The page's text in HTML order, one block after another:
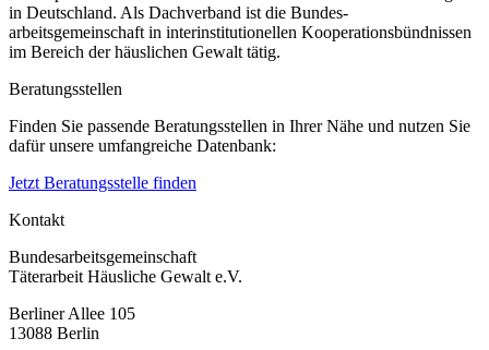
in Deutschland. Als Dachverband ist die Bundes-
arbeitsgemeinschaft in interinstitutionellen Kooperationsbündnissen
im Bereich der häuslichen Gewalt tätig.
Beratungsstellen
Finden Sie passende Beratungsstellen in Ihrer Nähe und nutzen Sie
dafür unsere umfangreiche Datenbank:
Jetzt Beratungsstelle finden
Kontakt
Bundesarbeitsgemeinschaft
Täterarbeit Häusliche Gewalt e.V.
Berliner Allee 105
13088 Berlin